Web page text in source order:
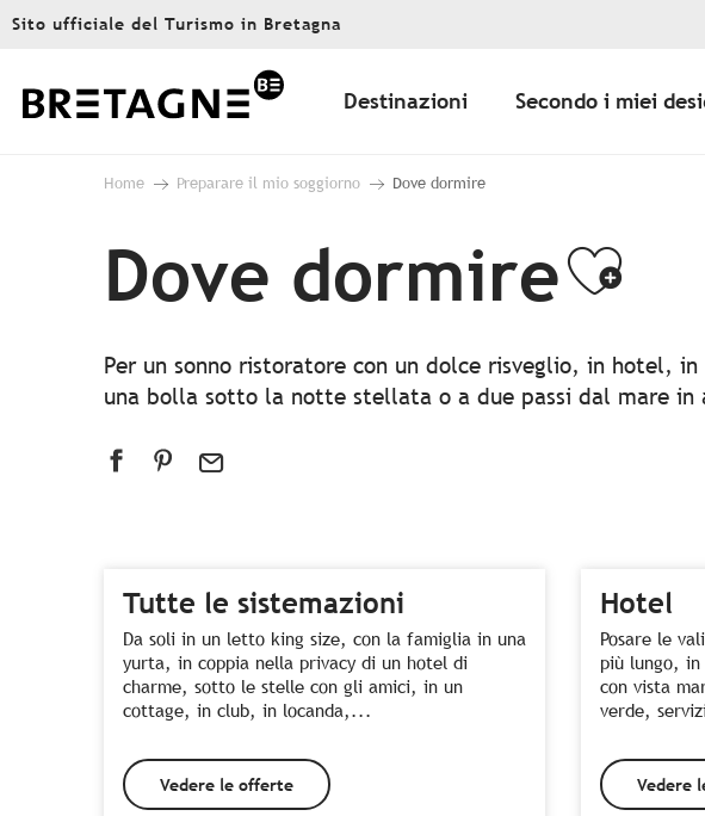
Aller
principal
Sito ufficiale del Turismo in Bretagna
Destinazioni Secondo i miei
Home Preparare il mio soggiorno Dove dormire
Dove dormire
Per un sonno ristoratore con un dolce risveglio, in hotel,
una bolla sotto la notte stellata o a due passi dal mare
Tutte le sistemazioni
Da soli in un letto king size, con la famiglia in una
yurta, in coppia nella privacy di un hotel di
charme, sotto le stelle con gli amici, in un
cottage, in club, in locanda,...
Vedere le offerte
Hotel
Posare le
più lungo,
con vista
verde,
Vedere